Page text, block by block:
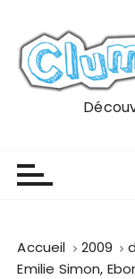
Accueil 2009
Emilie Simon,